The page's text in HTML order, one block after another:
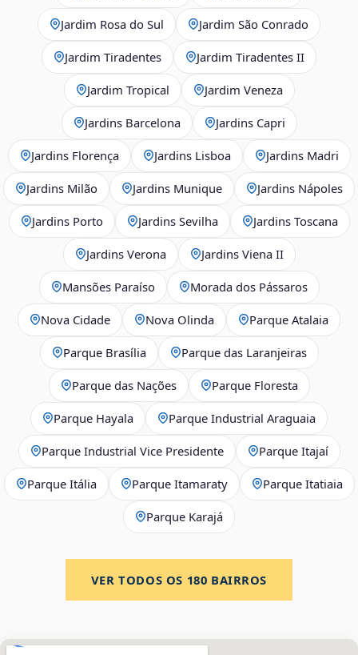
Jardim Rosa do Sul Jardim São Conrado
Jardim Tiradentes Jardim Tiradentes II
Jardim Tropical Jardim Veneza
Jardins Barcelona Jardins Capri
Jardins Florença Jardins Lisboa Jardins Madri
Jardins Milão Jardins Munique Jardins Nápoles
Jardins Porto Jardins Sevilha Jardins Toscana
Jardins Verona Jardins Viena II
Mansões Paraíso Morada dos Pássaros
Nova Cidade Nova Olinda Parque Atalaia
Parque Brasília Parque das Laranjeiras
Parque das Nações Parque Floresta
Parque Hayala Parque Industrial Araguaia
Parque Industrial Vice Presidente Parque Itajaí
Parque Itália Parque Itamaraty Parque Itatiaia
Parque Karajá
VER TODOS OS 180 BAIRROS